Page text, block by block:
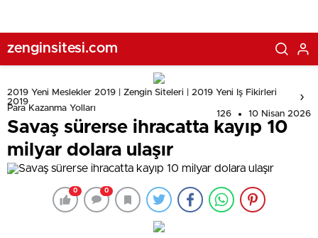
zenginsitesi.com
2019 Yeni Meslekler 2019 | Zengin Siteleri | 2019 Yeni Iş Fikirleri
2019
Para Kazanma Yolları
126 10 Nisan 2026
Savaş sürerse ihracatta kayıp 10
milyar dolara ulaşır
0 0